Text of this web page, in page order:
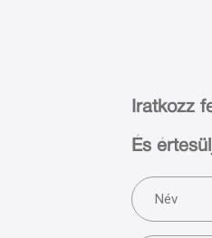
Iratkozz
És